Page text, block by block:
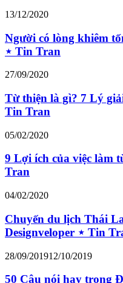
13/12/2020
Người có lòng khiêm
⋆ Tin Tran
27/09/2020
Từ thiện là gì? 7 Lý
Tin Tran
05/02/2020
9 Lợi ích của việc làm
Tran
04/02/2020
Chuyến du lịch Thái
Designveloper ⋆ Tin
28/09/201912/10/2019
50 Câu nói hay trong